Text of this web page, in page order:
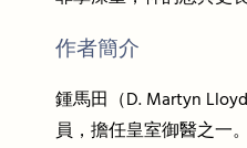
作者簡介
鍾馬田（D. Martyn
員，擔任皇室御醫之一